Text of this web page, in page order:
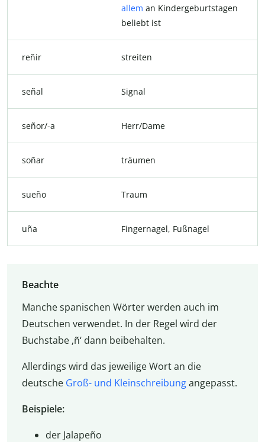
allem an Kindergeburtstagen
beliebt ist
reñir streiten
señal Signal
señor/-a Herr/Dame
soñar träumen
sueño Traum
uña Fingernagel, Fußnagel
Beachte
Manche spanischen Wörter werden auch im
Deutschen verwendet. In der Regel wird der
Buchstabe ‚ñ‘ dann beibehalten.
Allerdings wird das jeweilige Wort an die
deutsche Groß- und Kleinschreibungangepasst.
Beispiele:
der Jalapeño